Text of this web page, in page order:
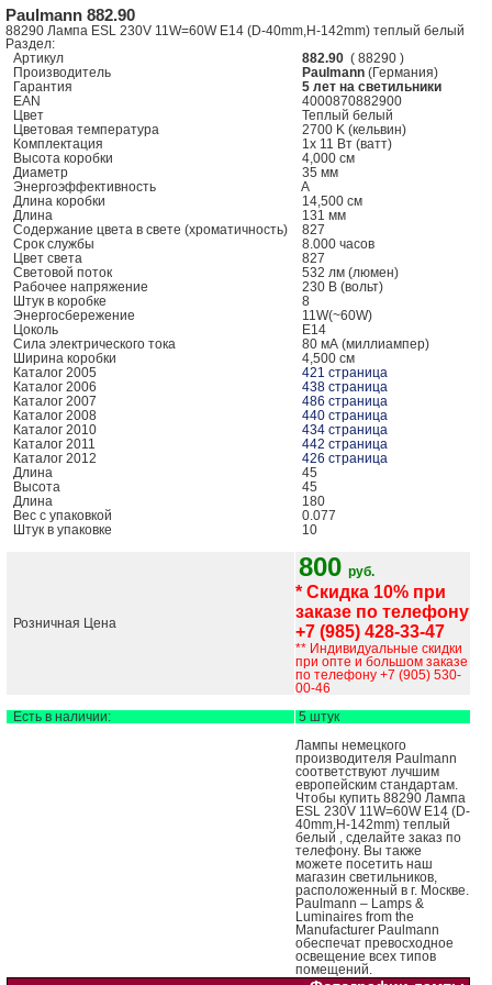
Paulmann 882.90
88290 Лампа ESL 230V 11W=60W E14 (D-40mm,H-142mm) теплый белый
Раздел:
Артикул
882.90 ( 88290 )
Производитель
Paulmann (Германия)
Гарантия
5 лет на светильники
EAN
4000870882900
Цвет
Теплый белый
Цветовая температура
2700 K (кельвин)
Комплектация
1x 11 Вт (ватт)
Высота коробки
4,000 см
Диаметр
35 мм
Энергоэффективность
A
Длина коробки
14,500 см
Длина
131 мм
Содержание цвета в свете (хроматичность)
827
Срок службы
8.000 часов
Цвет света
827
Световой поток
532 лм (люмен)
Рабочее напряжение
230 В (вольт)
Штук в коробке
8
Энергосбережение
11W(~60W)
Цоколь
E14
Сила электрического тока
80 мА (миллиампер)
Ширина коробки
4,500 см
Каталог 2005
421 страница
Каталог 2006
438 страница
Каталог 2007
486 страница
Каталог 2008
440 страница
Каталог 2010
434 страница
Каталог 2011
442 страница
Каталог 2012
426 страница
Длина
45
Высота
45
Длина
180
Вес с упаковкой
0.077
Штук в упаковке
10
Розничная Цена
800 руб.
* Скидка 10% при
заказе по телефону
+7 (985) 428-33-47
** Индивидуальные скидки
при опте и большом заказе
по телефону +7 (905) 530-
00-46
Есть в наличии: 5 штук
Лампы немецкого
производителя Paulmann
соответствуют лучшим
европейским стандартам.
Чтобы купить 88290 Лампа
ESL 230V 11W=60W E14 (D-
40mm,H-142mm) теплый
белый , сделайте заказ по
телефону. Вы также
можете посетить наш
магазин светильников,
расположенный в г. Москве.
Paulmann – Lamps &
Luminaires from the
Manufacturer Paulmann
обеспечат превосходное
освещение всех типов
помещений.